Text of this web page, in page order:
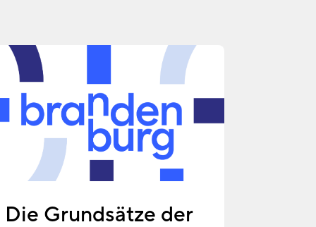
Die Grundsätze der